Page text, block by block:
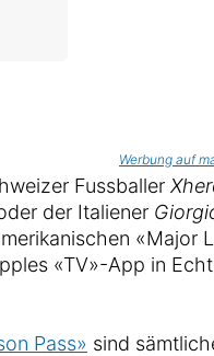
Werbung auf
Fussballer
der Italiener
«Major
«TV»-App in
Pass» sind